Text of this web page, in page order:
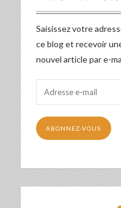
Saisissez votre
ce blog et recevoir
nouvel article par e-
mail
ABONNEZ-VOUS